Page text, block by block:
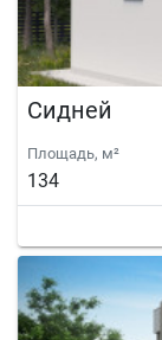
Сидней
Площадь, м²
134